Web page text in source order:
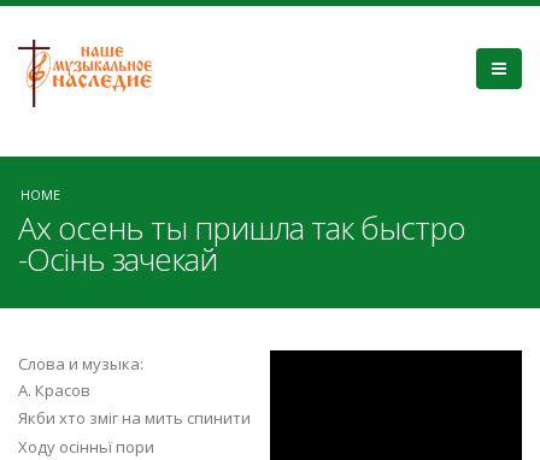
HOME
Ах осень ты пришла так быстро
-Осінь зачекай
Слова и музыка:
А. Красов
Якби хто зміг на мить спинити
Ходу осінньї пори